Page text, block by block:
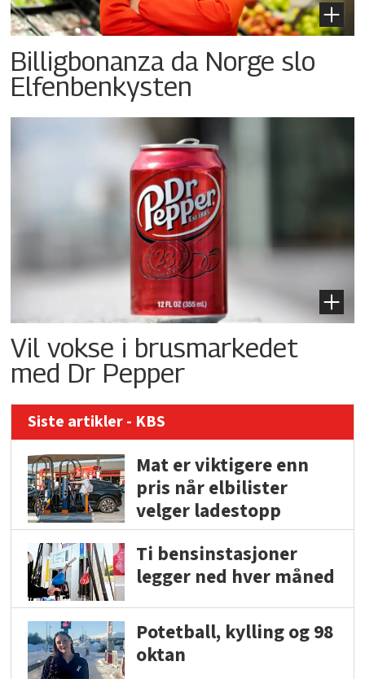
Billigbonanza da Norge slo
Elfenbenkysten
Vil vokse i brusmarkedet
med Dr Pepper
Siste artikler - KBS
Mat er viktigere enn
pris når elbilister
velger ladestopp
Ti bensinstasjoner
legger ned hver måned
Potetball, kylling og 98
oktan